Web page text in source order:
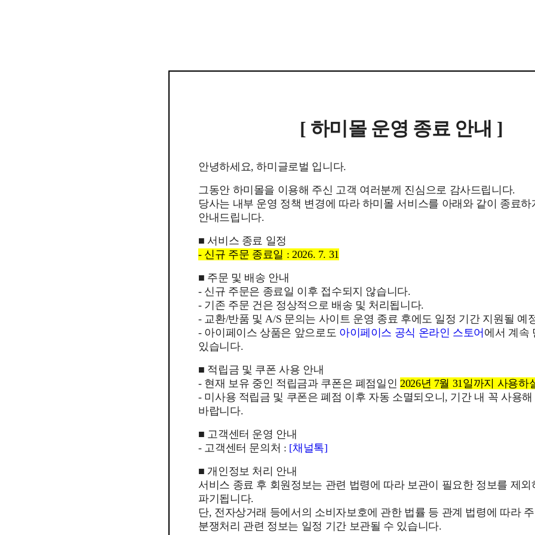
[ 하미몰 운영 종료 안내 ]
안녕하세요, 하미글로벌 입니다.
그동안 하미몰을 이용해 주신 고객 여러분께 진심으로 감사드립니다.
당사는 내부 운영 정책 변경에 따라 하미몰 서비스를 아래와 같이 종료하
안내드립니다.
■ 서비스 종료 일정
- 신규 주문 종료일 : 2026. 7. 31
■ 주문 및 배송 안내
- 신규 주문은 종료일 이후 접수되지 않습니다.
- 기존 주문 건은 정상적으로 배송 및 처리됩니다.
- 교환/반품 및 A/S 문의는 사이트 운영 종료 후에도 일정 기간 지원될 예
- 아이페이스 상품은 앞으로도 아이페이스 공식 온라인 스토어 에서 계속
있습니다.
■ 적립금 및 쿠폰 사용 안내
- 현재 보유 중인 적립금과 쿠폰은 폐점일인 2026년 7월 31일까지 사용하
- 미사용 적립금 및 쿠폰은 폐점 이후 자동 소멸되오니, 기간 내 꼭 사용해
바랍니다.
■ 고객센터 운영 안내
- 고객센터 문의처 : [채널톡]
■ 개인정보 처리 안내
서비스 종료 후 회원정보는 관련 법령에 따라 보관이 필요한 정보를 제외
파기됩니다.
단, 전자상거래 등에서의 소비자보호에 관한 법률 등 관계 법령에 따라
분쟁처리 관련 정보는 일정 기간 보관될 수 있습니다.